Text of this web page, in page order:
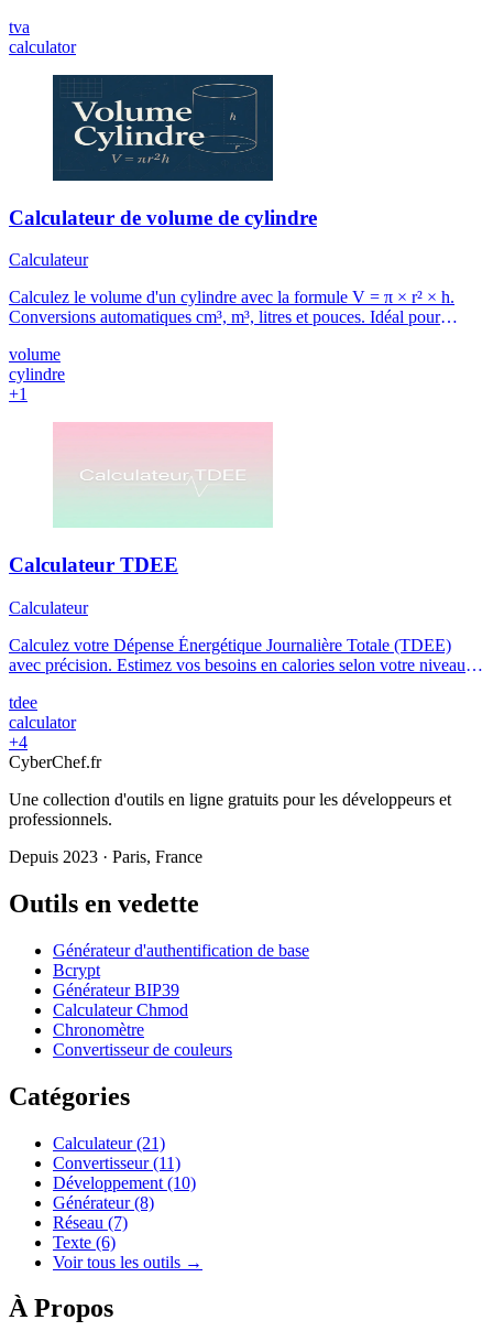
tva
calculator
Calculateur de volume de cylindre
Calculateur
Calculez le volume d'un cylindre avec la formule V = π × r² × h.
Conversions automatiques cm³, m³, litres et pouces. Idéal pour
volume
cylindre
+1
Calculateur TDEE
Calculateur
Calculez votre Dépense Énergétique Journalière Totale (TDEE)
avec précision. Estimez vos besoins en calories selon votre niveau
tdee
calculator
+4
CyberChef.fr
Une collection d'outils en ligne gratuits pour les développeurs et
professionnels.
Depuis 2023 · Paris, France
Outils en vedette
Générateur d'authentification de base
Bcrypt
Générateur BIP39
Calculateur Chmod
Chronomètre
Convertisseur de couleurs
Catégories
Calculateur(21)
Convertisseur(11)
Développement (10)
Générateur(8)
Réseau (7)
Texte (6)
Voir tous les outils →
À Propos